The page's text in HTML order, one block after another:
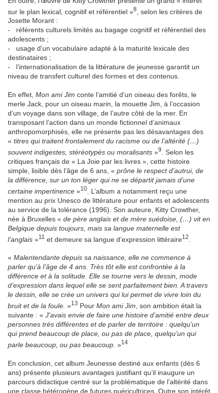
sur le plan lexical, cognitif et référentiel »8
, selon les critères de
Josette Morant :
- référents culturels limités au bagage cognitif et référentiel des
adolescents ;
- usage d’un vocabulaire adapté à la maturité lexicale des
destinataires ;
- l’internationalisation de la littérature de jeunesse garantit un
niveau de transfert culturel des formes et des contenus.
En effet, Mon ami Jim conte l’amitié d’un oiseau des forêts, le
merle Jack, pour un oiseau marin, la mouette Jim, à l’occasion
d’un voyage dans son village, de l’autre côté de la mer. En
transposant l’action dans un monde fictionnel d’animaux
anthropomorphisés, elle ne présente pas les désavantages des
« titres qui traitent frontalement du racisme ou de l’altérité (…)
souvent indigestes, stéréotypés ou moralisants »9
. Selon les
critiques français de « La Joie par les livres », cette histoire
simple, lisible dès l’âge de 6 ans, « prône le respect d’autrui, de
la différence, sur un ton léger qui ne se départit jamais d’une
certaine impertinence »10
. L’album a notamment reçu une
mention au prix Unesco de littérature pour enfants et adolescents
au service de la tolérance (1996). Son auteure, Kitty Crowther,
née à Bruxelles « de père anglais et de mère suédoise, (…) vit en
Belgique depuis toujours, mais sa langue maternelle est
l’anglais »11 et demeure sa langue d’expression littéraire12
« Malentendante depuis sa naissance, elle ne commence à
parler qu’à l’âge de 4 ans. Très tôt elle est confrontée à la
différence et à la solitude. Elle se tourne vers le dessin, mode
d’expression dans lequel elle se sent parfaitement bien. A travers
le dessin, elle se crée un univers qui lui permet de vivre loin du
bruit et de la foule. »13 Pour Mon ami Jim , son ambition était la
suivante : « J’avais envie de faire une histoire d’amitié entre deux
personnes très différentes et de parler de territoire : quelqu’un
qui prend beaucoup de place, ou pas de place, quelqu’un qui
parle beaucoup, ou pas beaucoup. »14
En conclusion, cet album Jeunesse destiné aux enfants (dès 6
ans) présente plusieurs avantages justifiant qu’il inaugure un
parcours didactique centré sur la problématique de l’altérité dans
une classe hétérogène de futures puéricultrices. Outre son intérêt